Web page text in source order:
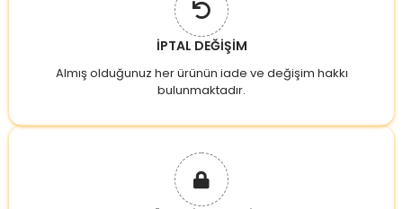
İPTAL DEĞİŞİM
Almış olduğunuz her ürünün iade ve değişim hakkı
bulunmaktadır.